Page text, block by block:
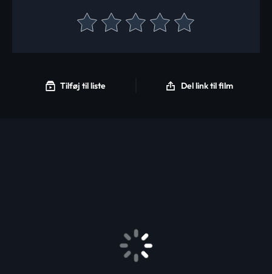
Tilføj til liste Del link til film